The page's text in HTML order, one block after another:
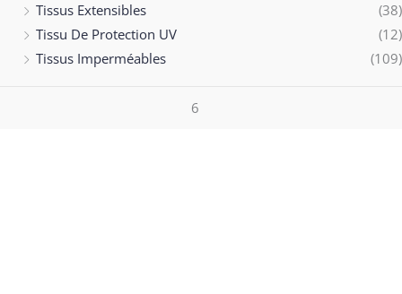
Tissus Extensibles
(38)
Tissu De Protection UV
(12)
Tissus Imperméables
(109)